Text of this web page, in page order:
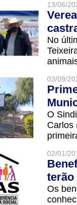
13/06/
No
03/09/
O
Carlos
02/01/
terão
Os